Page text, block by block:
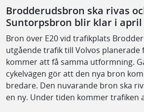
Brodderudsbron ska rivas
Suntorpsbron blir klar i april
Bron över E20 vid trafikplats
utgående trafik till Volvos planerade
kommer att få samma utformning.
cykelvägen gör att den nya bron
bredare. Den nuvarande bron ska
en ny. Under tiden kommer trafiken